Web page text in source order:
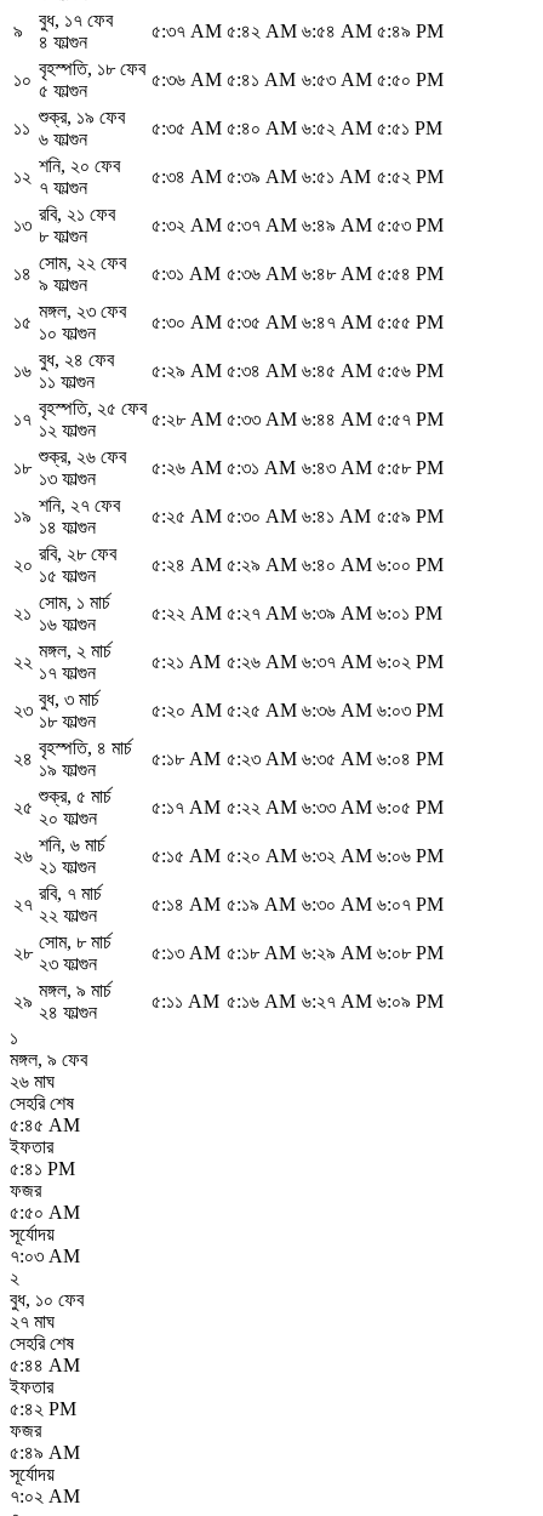
৯
বুধ, ১৭ ফেব
৪ ফাল্গুন
৫:৩৭ AM ৫:৪২ AM ৬:৫৪ AM ৫:৪৯ PM
১০
বৃহস্পতি, ১৮ ফেব
৫ ফাল্গুন
৫:৩৬ AM ৫:৪১ AM ৬:৫৩ AM ৫:৫০ PM
১১
শুক্র, ১৯ ফেব
৬ ফাল্গুন
৫:৩৫ AM ৫:৪০ AM ৬:৫২ AM ৫:৫১ PM
১২
শনি, ২০ ফেব
৭ ফাল্গুন
৫:৩৪ AM ৫:৩৯ AM ৬:৫১ AM ৫:৫২ PM
১৩
রবি, ২১ ফেব
৮ ফাল্গুন
৫:৩২ AM ৫:৩৭ AM ৬:৪৯ AM ৫:৫৩ PM
১৪
সোম, ২২ ফেব
৯ ফাল্গুন
৫:৩১ AM ৫:৩৬ AM ৬:৪৮ AM ৫:৫৪ PM
১৫
মঙ্গল, ২৩ ফেব
১০ ফাল্গুন
৫:৩০ AM ৫:৩৫ AM ৬:৪৭ AM ৫:৫৫ PM
১৬
বুধ, ২৪ ফেব
১১ ফাল্গুন
৫:২৯ AM ৫:৩৪ AM ৬:৪৫ AM ৫:৫৬ PM
১৭
বৃহস্পতি, ২৫ ফেব
১২ ফাল্গুন
৫:২৮ AM ৫:৩৩ AM ৬:৪৪ AM ৫:৫৭ PM
১৮
শুক্র, ২৬ ফেব
১৩ ফাল্গুন
৫:২৬ AM ৫:৩১ AM ৬:৪৩ AM ৫:৫৮ PM
১৯
শনি, ২৭ ফেব
১৪ ফাল্গুন
৫:২৫ AM ৫:৩০ AM ৬:৪১ AM ৫:৫৯ PM
২০
রবি, ২৮ ফেব
১৫ ফাল্গুন
৫:২৪ AM ৫:২৯ AM ৬:৪০ AM ৬:০০ PM
২১
সোম, ১ মার্চ
১৬ ফাল্গুন
৫:২২ AM ৫:২৭ AM ৬:৩৯ AM ৬:০১ PM
২২
মঙ্গল, ২ মার্চ
১৭ ফাল্গুন
৫:২১ AM ৫:২৬ AM ৬:৩৭ AM ৬:০২ PM
২৩
বুধ, ৩ মার্চ
১৮ ফাল্গুন
৫:২০ AM ৫:২৫ AM ৬:৩৬ AM ৬:০৩ PM
২৪
বৃহস্পতি, ৪ মার্চ
১৯ ফাল্গুন
৫:১৮ AM ৫:২৩ AM ৬:৩৫ AM ৬:০৪ PM
২৫
শুক্র, ৫ মার্চ
২০ ফাল্গুন
৫:১৭ AM ৫:২২ AM ৬:৩৩ AM ৬:০৫ PM
২৬
শনি, ৬ মার্চ
২১ ফাল্গুন
৫:১৫ AM ৫:২০ AM ৬:৩২ AM ৬:০৬ PM
২৭
রবি, ৭ মার্চ
২২ ফাল্গুন
৫:১৪ AM ৫:১৯ AM ৬:৩০ AM ৬:০৭ PM
২৮
সোম, ৮ মার্চ
২৩ ফাল্গুন
৫:১৩ AM ৫:১৮ AM ৬:২৯ AM ৬:০৮ PM
২৯
মঙ্গল, ৯ মার্চ
২৪ ফাল্গুন
৫:১১ AM ৫:১৬ AM ৬:২৭ AM ৬:০৯ PM
১
মঙ্গল, ৯ ফেব
২৬ মাঘ
সেহরি শেষ
৫:৪৫ AM
ইফতার
৫:৪১ PM
ফজর
৫:৫০ AM
সূর্যোদয়
৭:০৩ AM
২
বুধ, ১০ ফেব
২৭ মাঘ
সেহরি শেষ
৫:৪৪ AM
ইফতার
৫:৪২ PM
ফজর
৫:৪৯ AM
সূর্যোদয়
৭:০২ AM